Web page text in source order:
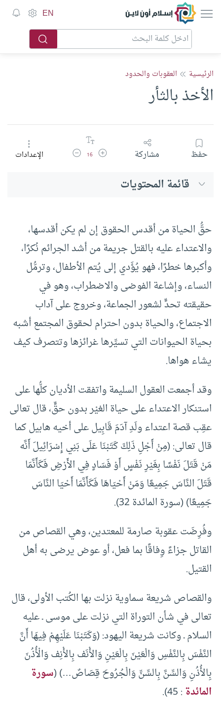
إسلام أون لاين EN
الرئيسية العقوبات والحدود
الأخذ بالثأر
حفظ مشاركة زيادة حجم الخط
16 تقليل حجم الخطالإعدادات
قائمة المحتويات
حقُّ الحياة من أقدس الحقوق إن لم يكن أقدسها،
والاعتداء عليه بالقتل جريمة من أشد الجرائم نُكرًا،
وأكبرها خطرًا، فهو يُؤَدي إلى يُتم الأطفال، وترمُّل
النساء، وإشاعة الفوضى والاضطراب، وهو في
حقيقته تحدٍّ لشعور الجماعة، وخروج على آداب
الاجتماع، والحياة بدون احترام لحقوق المجتمع أشبه
بحياة الحيوانات التي تسيِّرها غرائزها وتتصرف كيف
يشاء هواها.
وقد أجمعت العقول السليمة واتفقت الأديان كلُّها على
استنكار الاعتداء على حياة الغيْر بدون حقٍّ، قال تعالى
عقِب قصة اعتداء ولَدِ آدَمَ قَابِيل على أخيه هابيل كما
قال تعالى: (مِنْ أَجْلِ ذَلِكَ كَتَبْنَا عَلَى بَنِي إِسْرَائِيلَ أَنَّه
مَنْ قَتَلَ نَفْسًا بِغَيْرِ نَفْسٍ أَوْ فَسَادٍ فِي الأَرْضِ فَكَأَنَّمَا
قَتَلَ النَّاسَ جَمِيعًا وَمَنْ أَحْيَاهَا فَكَأَنَّمَا أَحْيَا النَّاسَ
جَمِيعًا) (سورة المائدة 32).
وفُرِضَت عقوبة صارمة للمعتدين، وهي القصاص من
القاتل جزاءً وِفاقًا بما فعل، أو عوض يرضى به أهل
القتيل.
والقصاص شريعة سماوية نزلت بها الكُتب الأولى، قال
تعالى في شأن التوراة التي نزلت على موسى ـ عليه
السلام ـ وكانت شريعة اليهود: (وَكَتَبْنَا عَلَيْهِمْ فِيهَا أّنَّ
النَّفْسَ بِالنَّفْسِ وَالْعَيْنَ بِالْعَيْنِ وَالأْنَف بِالأْنِف وَالْأُذُنَ
بِالأُذُنِ وَالسِّنَّ بِالسِّنِّ وَالْجُرُوحَ قِصَاصٌ…) (سورة
المائدة: 45).